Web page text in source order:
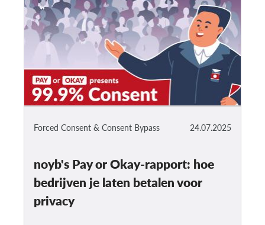
24.07.2025
Forced Consent & Consent Bypass
noyb's Pay or Okay-rapport: hoe
bedrijven je laten betalen voor
privacy